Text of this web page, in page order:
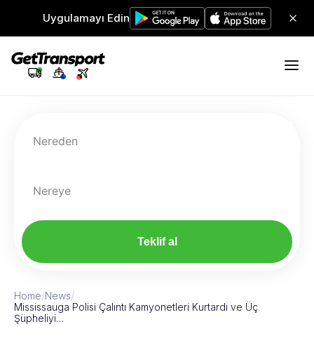
Uygulamayı Edin
Nereden
Nereye
Teklif al
Home/News/
Mississauga Polisi Çalıntı Kamyonetleri Kurtardı ve Üç
Şüpheliyi…